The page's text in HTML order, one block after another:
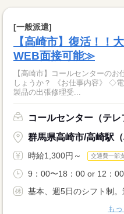
[一般派遣]
【高崎市】復活！！
WEB面接可能≫
【高崎市】コールセンターの
しょうか？ 《お仕事内容》 ◇電話・メール・WEB等による大型家電
製品の出張修理受...
コールセンター（テレ
群馬県高崎市/高崎駅（
時給1,300円～ 交通費一部
9：00〜18：00 or 12：
基本、週5日のシフト制。
も